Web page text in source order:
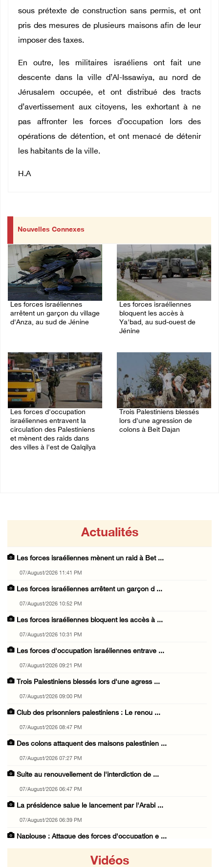
sous prétexte de construction sans permis, et ont
pris des mesures de plusieurs maisons afin de leur
imposer des taxes.
En outre, les militaires israéliens ont fait une
descente dans la ville d’Al-Issawiya, au nord de
Jérusalem occupée, et ont distribué des tracts
d’avertissement aux citoyens, les exhortant à ne
pas affronter les forces d’occupation lors des
opérations de détention, et ont menacé de détenir
les habitants de la ville.
H.A
Nouvelles Connexes
Les forces israéliennes
arrêtent un garçon du village
d'Anza, au sud de Jénine
Les forces israéliennes
bloquent les accès à
Ya'bad, au sud-ouest de
Jénine
Les forces d'occupation
israéliennes entravent la
circulation des Palestiniens
et mènent des raids dans
des villes à l'est de Qalqilya
Trois Palestiniens blessés
lors d'une agression de
colons à Beit Dajan
Actualités
Les forces israéliennes mènent un raid à Bet ...
07/August/2026 11:41 PM
Les forces israéliennes arrêtent un garçon d ...
07/August/2026 10:52 PM
Les forces israéliennes bloquent les accès à ...
07/August/2026 10:31 PM
Les forces d'occupation israéliennes entrave ...
07/August/2026 09:21 PM
Trois Palestiniens blessés lors d'une agress ...
07/August/2026 09:00 PM
Club des prisonniers palestiniens : Le renou ...
07/August/2026 08:47 PM
Des colons attaquent des maisons palestinien ...
07/August/2026 07:27 PM
Suite au renouvellement de l'interdiction de ...
07/August/2026 06:47 PM
La présidence salue le lancement par l'Arabi ...
07/August/2026 06:39 PM
Naplouse : Attaque des forces d'occupation e ...
Vidéos